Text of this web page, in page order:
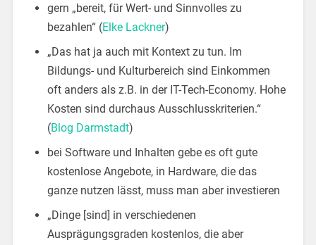
gern „bereit, für Wert- und Sinnvolles zu
bezahlen“ (Elke Lackner)
„Das hat ja auch mit Kontext zu tun. Im
Bildungs- und Kulturbereich sind Einkommen
oft anders als z.B. in der IT-Tech-Economy. Hohe
Kosten sind durchaus Ausschlusskriterien.“
(Blog Darmstadt)
bei Software und Inhalten gebe es oft gute
kostenlose Angebote, in Hardware, die das
ganze nutzen lässt, muss man aber investieren
„Dinge [sind] in verschiedenen
Ausprägungsgraden kostenlos, die aber